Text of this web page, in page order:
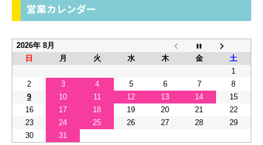
営業カレンダー
2026年 8月
日
月 火 水 木 金
土
1
2
3 4 5 6 7
8
9
10 11 12 13 14
15
16
17 18 19 20 21
22
23
24 25 26 27 28
29
30
31